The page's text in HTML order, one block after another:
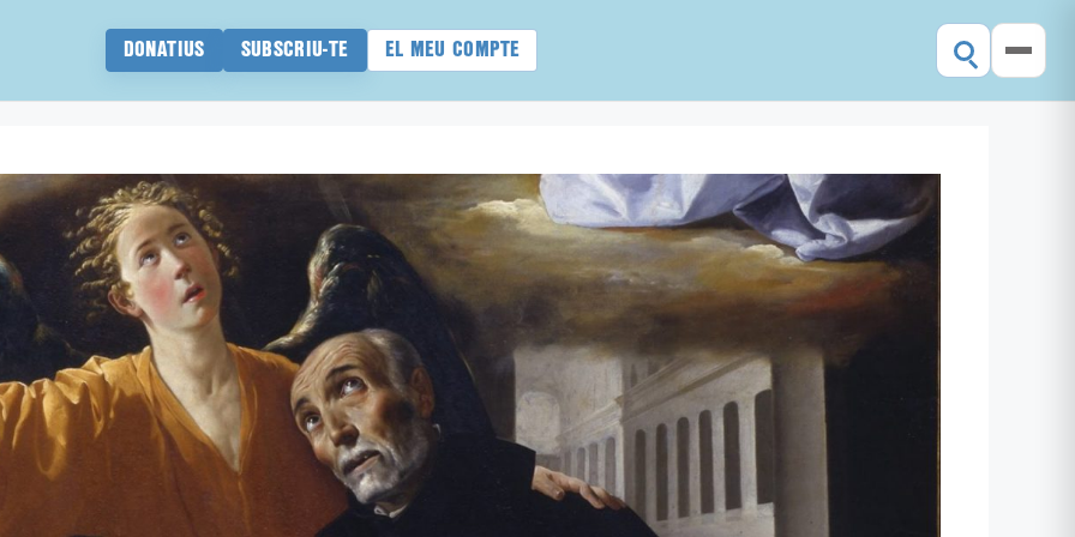
DONATIUS SUBSCRIU-TE EL MEU COMPTE